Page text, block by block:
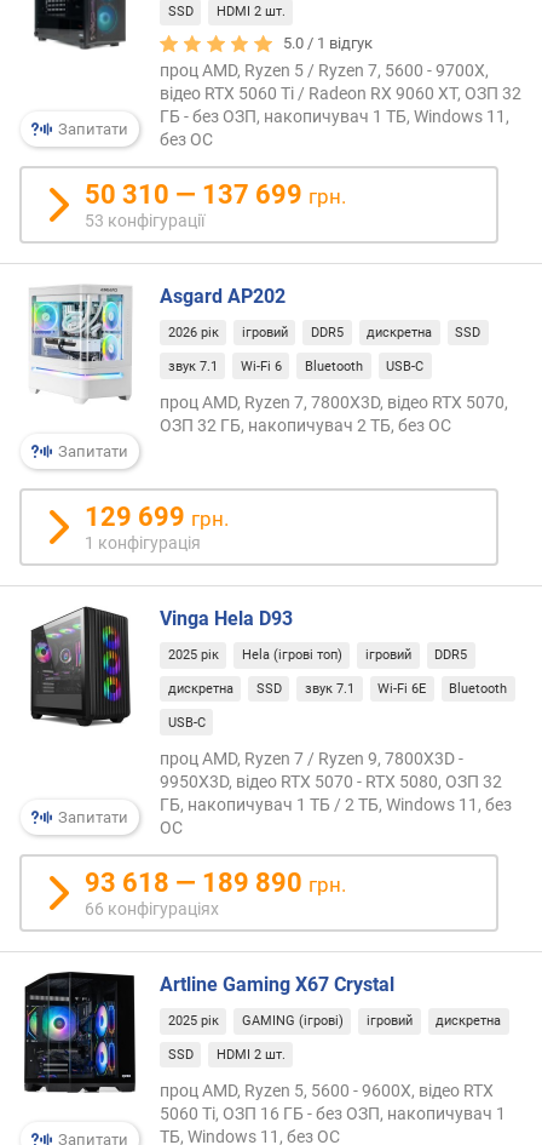
т
ю
о
п
о
з
и
ц
й
д
г
о
а
к
р
а
н
)
р
о
з
д
і
л
ь
н
а
з
а
Запитати
SSD HDMI 2 шт.
5.0 / 1 відгук
проц AMD, Ryzen 5 / Ryzen 7, 5600 - 9700X,
відео RTX 5060 Ti / Radeon RX 9060 XT, ОЗП 32
ГБ - без ОЗП, накопичувач 1 ТБ, Windows 11,
без ОС
50 310 — 137 699 грн.
53 конфігурації
Запитати
Asgard AP202
2026 рік ігровий DDR5 дискретна SSD
звук 7.1 Wi-Fi 6 Bluetooth USB-C
проц AMD, Ryzen 7, 7800X3D, відео RTX 5070,
ОЗП 32 ГБ, накопичувач 2 ТБ, без ОС
129 699 грн.
1 конфігурація
Запитати
Vinga Hela D93
2025 рік Hela (ігрові топ) ігровий DDR5
дискретна SSD звук 7.1 Wi-Fi 6E Bluetooth
USB-C
проц AMD, Ryzen 7 / Ryzen 9, 7800X3D -
9950X3D, відео RTX 5070 - RTX 5080, ОЗП 32
ГБ, накопичувач 1 ТБ / 2 ТБ, Windows 11, без
ОС
93 618 — 189 890 грн.
66 конфігураціях
Запитати
Artline Gaming X67 Crystal
2025 рік GAMING (ігрові) ігровий дискретна
SSD HDMI 2 шт.
проц AMD, Ryzen 5, 5600 - 9600X, відео RTX
5060 Ti, ОЗП 16 ГБ - без ОЗП, накопичувач 1
ТБ, Windows 11, без ОС